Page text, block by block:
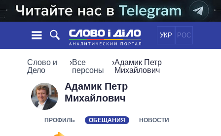
УКР РОС
НОВОСТИ
ЛЕНТА
СОБЫТИЯ
ПОЛИТИКА
ЭКОНОМИКА
ОБЕЩАНИЯ
ИНФОГРАФИКА
Слово и
Дело
›Все
персоны
›Адамик Петр
Михайлович
Адамик Петр
Михайлович
ПРОФИЛЬ ОБЕЩАНИЯ НОВОСТИ